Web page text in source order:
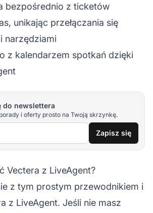
bezpośrednio z ticketów
unikając przełączania się
narzędziami
z kalendarzem spotkań dzięki
do newslettera
i oferty prosto na Twoją skrzynkę.
Zapisz się
Vectera z LiveAgent?
z tym prostym przewodnikiem i
z LiveAgent. Jeśli nie masz